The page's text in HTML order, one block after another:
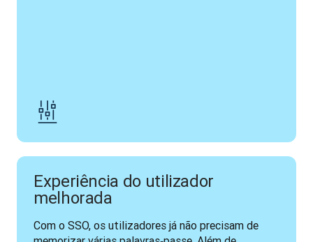
Experiência do utilizador
melhorada
Com o SSO, os utilizadores já não precisam de